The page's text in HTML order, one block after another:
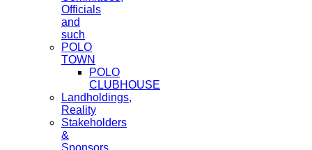
Officials
and
such
POLO
TOWN
POLO
CLUBHOUSE
Landholdings,
Reality
Stakeholders
&
Sponsors